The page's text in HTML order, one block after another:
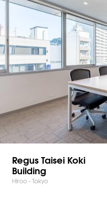
Regus Taisei Koki
Building
Hiroo - Tokyo